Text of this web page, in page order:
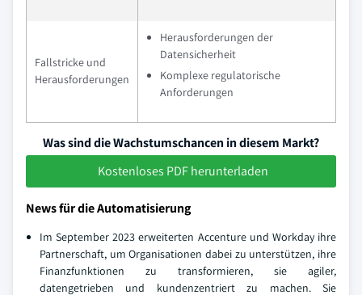
Fallstricke und
Herausforderungen
Herausforderungen der
Datensicherheit
Komplexe regulatorische
Anforderungen
Was sind die Wachstumschancen in diesem Markt?
Kostenloses PDF herunterladen
News für die Automatisierung
Im September 2023 erweiterten Accenture und Workday ihre
Partnerschaft, um Organisationen dabei zu unterstützen, ihre
Finanzfunktionen zu transformieren, sie agiler,
datengetrieben und kundenzentriert zu machen. Sie